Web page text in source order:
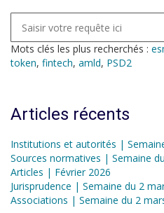
Mots clés les plus recherchés :
token, fintech, amld, PSD2
Articles récents
Institutions et autorités |
Sources normatives | Semaine
Articles | Février 2026
Jurisprudence | Semaine du 2
Associations | Semaine du 2